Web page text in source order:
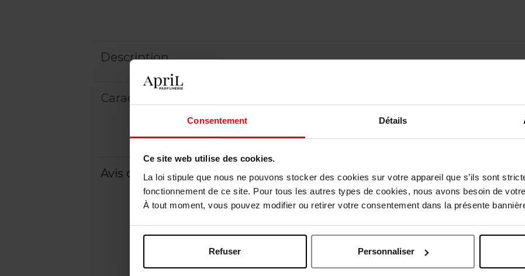
Consentement Détails
Ce site web utilise des cookies.
La loi stipule que nous ne pouvons stocker des cookies sur votre appareil que s’ils sont
fonctionnement de ce site. Pour tous les autres types de cookies, nous avons besoin de
À tout moment, vous pouvez modifier ou retirer votre consentement dans la présente
Refuser Personnaliser
Description
Caractéristiques
Avis client Politique relative aux avis des clients
Oublié quelque chose ?